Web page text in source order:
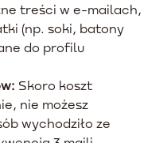
treści w e-mailach,
(np. soki, batony
do profilu
Skoro koszt
nie możesz
wychodziło ze